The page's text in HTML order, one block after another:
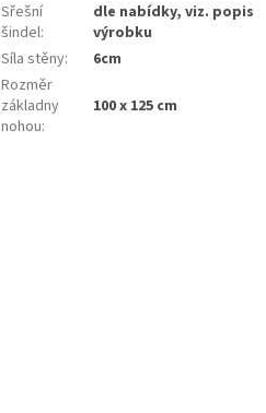
Sřešní
šindel:
dle nabídky, viz. popis
výrobku
Síla stěny:
6cm
Rozměr
základny
nohou:
100 x 125 cm